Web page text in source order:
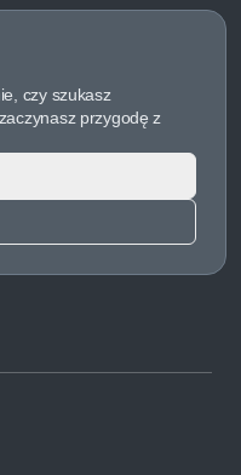
czy szukasz
przygodę z